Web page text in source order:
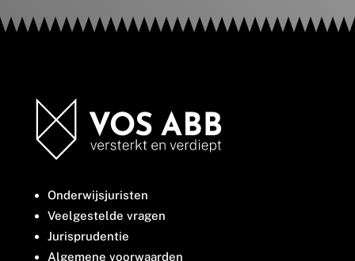
Onderwijsjuristen
Veelgestelde vragen
Jurisprudentie
Algemene voorwaarden